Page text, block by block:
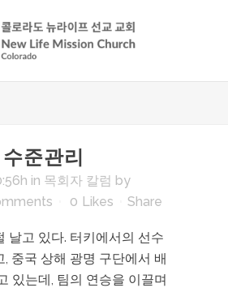
수준관리
in 목회자 칼럼 by
0 Likes Share
날고 있다. 터키에서의 선수
, 중국 상해 광명 구단에서 배
있는데, 팀의 연승을 이끌며